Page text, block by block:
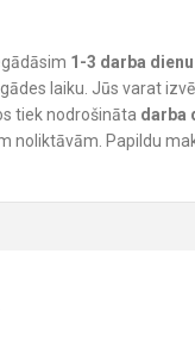
1-3 darba
laiku. Jūs varat
tiek nodrošināta darba
noliktāvām. Papildu